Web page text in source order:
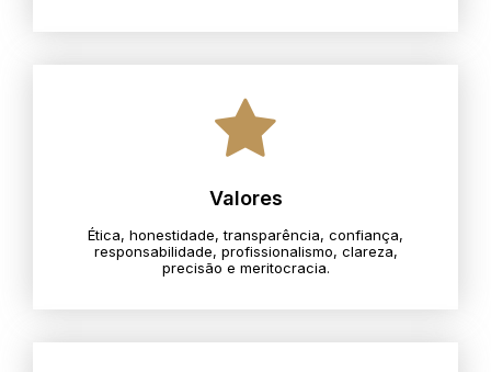
Valores
Ética, honestidade, transparência, confiança,
responsabilidade, profissionalismo, clareza,
precisão e meritocracia.​